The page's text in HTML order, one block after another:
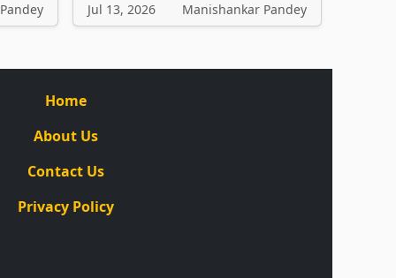
Jul 13, 2026 Manishankar Pandey
Home
About Us
Contact Us
Privacy Policy